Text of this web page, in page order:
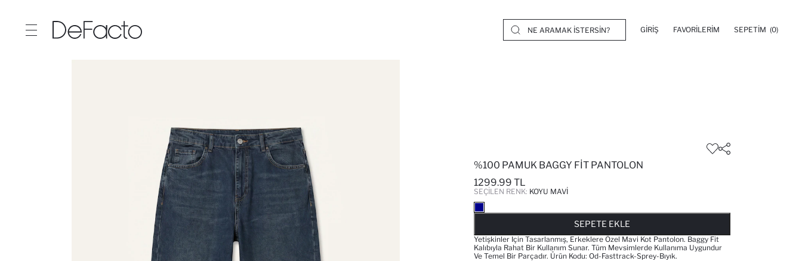
GIRIŞ FAVORILERIM SEPETIM (0)
%100 PAMUK BAGGY FIT PANTOLON
1299.99 TL
SEÇILEN RENK: KOYU MAVI
SEPETE EKLE
Yetişkinler Için Tasarlanmış, Erkeklere Özel Mavi Kot Pantolon. Baggy Fit
Kalıbıyla Rahat Bir Kullanım Sunar. Tüm Mevsimlerde Kullanıma Uygundur
Ve Temel Bir Parçadır. Ürün Kodu: Od-Fasttrack-Sprey-Bıyık.